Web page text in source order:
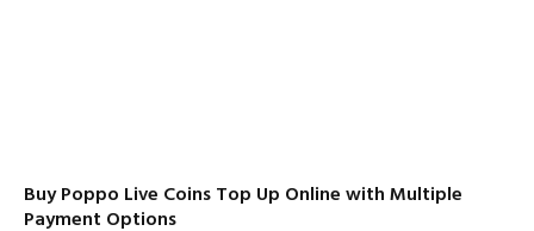
Buy Poppo Live Coins Top Up Online with Multiple
Payment Options